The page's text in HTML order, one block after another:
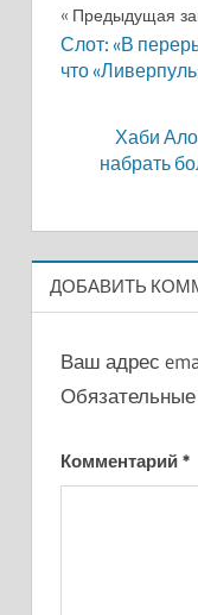
по
Предыдущая
Слот: «В
что
Хаби
набрать
ДОБАВИТЬ
Ваш адрес
Комментарий *